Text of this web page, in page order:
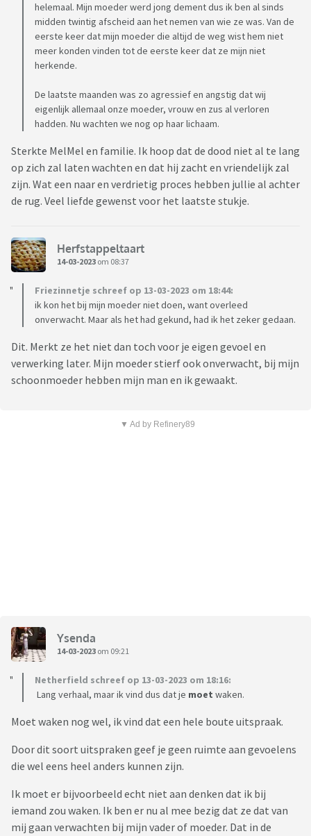
helemaal. Mijn moeder werd jong dement dus ik ben al sinds
midden twintig afscheid aan het nemen van wie ze was. Van de
eerste keer dat mijn moeder die altijd de weg wist hem niet
meer konden vinden tot de eerste keer dat ze mijn niet
herkende.
De laatste maanden was zo agressief en angstig dat wij
eigenlijk allemaal onze moeder, vrouw en zus al verloren
hadden. Nu wachten we nog op haar lichaam.
Sterkte MelMel en familie. Ik hoop dat de dood niet al te lang
op zich zal laten wachten en dat hij zacht en vriendelijk zal
zijn. Wat een naar en verdrietig proces hebben jullie al achter
de rug. Veel liefde gewenst voor het laatste stukje.
Herfstappeltaart
14-03-2023 om 08:37
Friezinnetje schreef op 13-03-2023 om 18:44:
ik kon het bij mijn moeder niet doen, want overleed
onverwacht. Maar als het had gekund, had ik het zeker gedaan.
Dit. Merkt ze het niet dan toch voor je eigen gevoel en
verwerking later. Mijn moeder stierf ook onverwacht, bij mijn
schoonmoeder hebben mijn man en ik gewaakt.
▼ Ad by Refinery89
Ysenda
14-03-2023 om 09:21
Netherfield schreef op 13-03-2023 om 18:16:
Lang verhaal, maar ik vind dus dat je moet waken.
Moet waken nog wel, ik vind dat een hele boute uitspraak.
Door dit soort uitspraken geef je geen ruimte aan gevoelens
die wel eens heel anders kunnen zijn.
Ik moet er bijvoorbeeld echt niet aan denken dat ik bij
iemand zou waken. Ik ben er nu al mee bezig dat ze dat van
mij gaan verwachten bij mijn vader of moeder. Dat in de